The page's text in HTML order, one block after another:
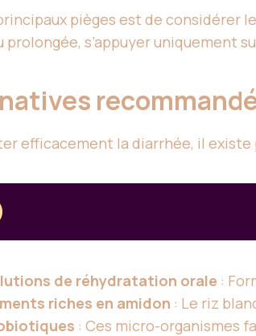
principaux pièges est de
prolongée, s’appuyer uniquement
efficacement la diarrhée, il
de réhydratation orale :
riches en amidon : Le riz
: Ces micro-organismes